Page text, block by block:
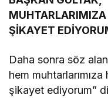
ŞİKAYET
Daha sonra söz
hem
şikayet ediyorum”